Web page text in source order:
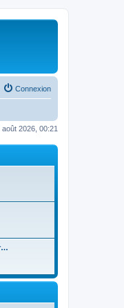
Connexion
2026, 00:21